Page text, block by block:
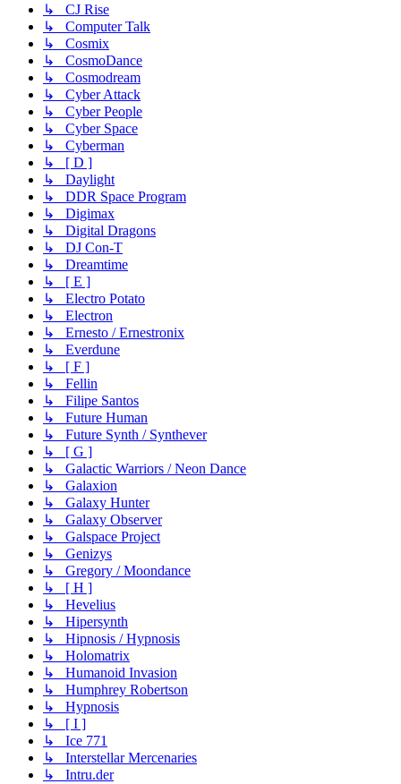
↳ CJ Rise
↳ Computer Talk
↳ Cosmix
↳ CosmoDance
↳ Cosmodream
↳ Cyber Attack
↳ Cyber People
↳ Cyber Space
↳ Cyberman
↳ [ D ]
↳ Daylight
↳ DDR Space Program
↳ Digimax
↳ Digital Dragons
↳ DJ Con-T
↳ Dreamtime
↳ [ E ]
↳ Electro Potato
↳ Electron
↳ Ernesto / Ernestronix
↳ Everdune
↳ [ F ]
↳ Fellin
↳ Filipe Santos
↳ Future Human
↳ Future Synth / Synthever
↳ [ G ]
↳ Galactic Warriors / Neon Dance
↳ Galaxion
↳ Galaxy Hunter
↳ Galaxy Observer
↳ Galspace Project
↳ Genizys
↳ Gregory / Moondance
↳ [ H ]
↳ Hevelius
↳ Hipersynth
↳ Hipnosis / Hypnosis
↳ Holomatrix
↳ Humanoid Invasion
↳ Humphrey Robertson
↳ Hypnosis
↳ [ I ]
↳ Ice 771
↳ Interstellar Mercenaries
↳ Intru.der